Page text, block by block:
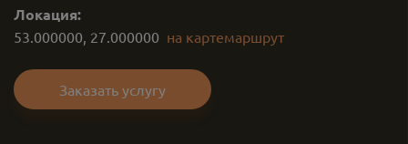
Локация:
53.000000, 27.000000 на картемаршрут
Заказать услугу